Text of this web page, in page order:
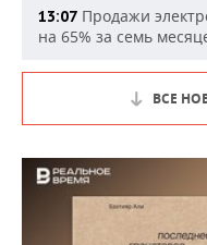
13:07 Продажи
на 65% за семь
ВСЕ